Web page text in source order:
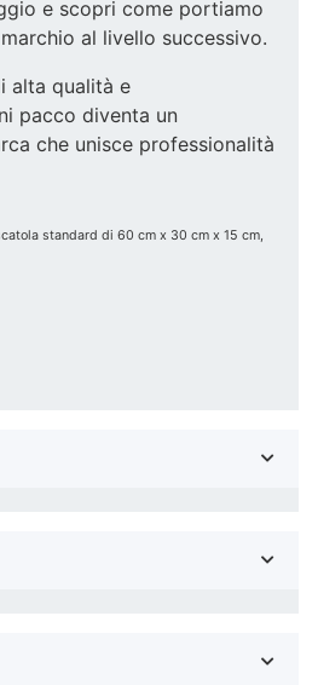
e scopri come portiamo
al livello successivo.
alta qualità e
pacco diventa un
che unisce professionalità
standard di 60 cm x 30 cm x 15 cm,